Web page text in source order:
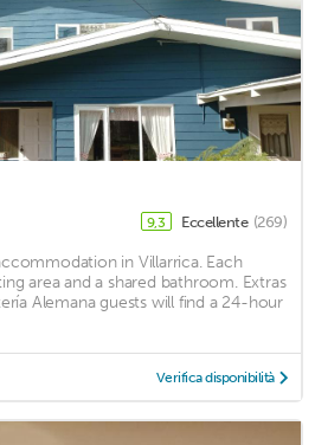
9,3 Eccellente (269)
in Villarrica. Each
area and a shared bathroom. Extras
Alemana guests will find a 24-hour
Verifica disponibilità